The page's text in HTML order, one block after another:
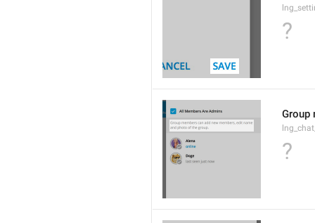
?
Group
?